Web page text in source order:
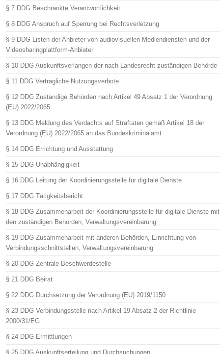
§ 7 DDG Beschränkte Verantwortlichkeit
§ 8 DDG Anspruch auf Sperrung bei Rechtsverletzung
§ 9 DDG Listen der Anbieter von audiovisuellen Mediendiensten und der
Videosharingplattform-Anbieter
§ 10 DDG Auskunftsverlangen der nach Landesrecht zuständigen Behörde
§ 11 DDG Vertragliche Nutzungsverbote
§ 12 DDG Zuständige Behörden nach Artikel 49 Absatz 1 der Verordnung
(EU) 2022/2065
§ 13 DDG Meldung des Verdachts auf Straftaten gemäß Artikel 18 der
Verordnung (EU) 2022/2065 an das Bundeskriminalamt
§ 14 DDG Errichtung und Ausstattung
§ 15 DDG Unabhängigkeit
§ 16 DDG Leitung der Koordinierungsstelle für digitale Dienste
§ 17 DDG Tätigkeitsbericht
§ 18 DDG Zusammenarbeit der Koordinierungsstelle für digitale Dienste mit
den zuständigen Behörden, Verwaltungsvereinbarung
§ 19 DDG Zusammenarbeit mit anderen Behörden, Einrichtung von
Verbindungsschnittstellen, Verwaltungsvereinbarung
§ 20 DDG Zentrale Beschwerdestelle
§ 21 DDG Beirat
§ 22 DDG Durchsetzung der Verordnung (EU) 2019/1150
§ 23 DDG Verbindungsstelle nach Artikel 19 Absatz 2 der Richtlinie
2000/31/EG
§ 24 DDG Ermittlungen
§ 25 DDG Auskunftserteilung und Durchsuchungen